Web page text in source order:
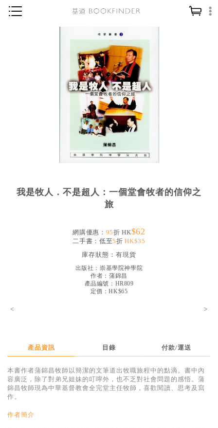
信仰入門
教會事工
社會／倫理
見證／傳記
文藝／勵志
暢銷榜
中文二手書
英文二手書
我是牧人．不是超人：一個堂會牧者的信仰之
旅
網購優惠： 95折 HK$62
二手書：低至5折HK$35
庫存狀態： 有現貨
出版社：崇基學院神學院
作者： 蒲錦昌
產品編號：HR809
定價：HK$65
< >
產品資訊 目錄 付款/運送
本書作者蒲錦昌牧師以簡潔的文筆道出牧職旅程中的點滴。書中內
容廣泛，除了對弟兄姐妹的叮嚀外，也不乏對社會問題的感悟。蒲
錦昌牧師現為中華基督教會全完堂主任牧師，喜歡閱讀、思考及寫
作。
作者簡介